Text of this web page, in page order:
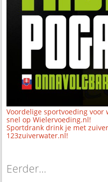
Voordelige sportvoeding voor
snel op Wielervoeding.nl!
Sportdrank drink je met
123zuiverwater.nl!
Eerder...